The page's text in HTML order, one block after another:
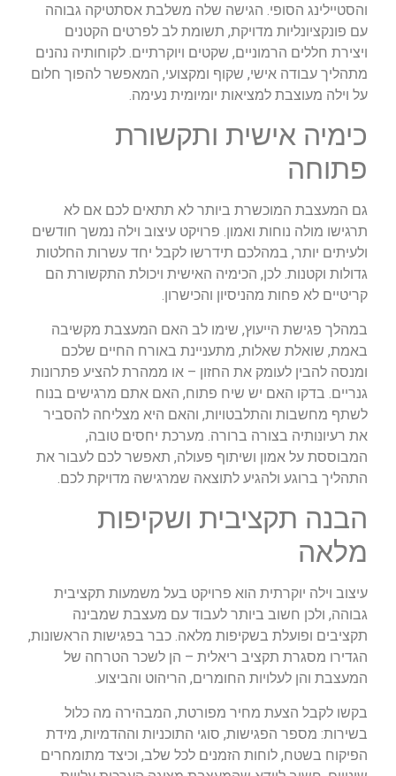
והסטיילינג הסופי. הגישה שלה משלבת אסתטיקה גבוהה
עם פונקציונליות מדויקת, תשומת לב לפרטים הקטנים
ויצירת חללים הרמוניים, שקטים ויוקרתיים. לקוחותיה נהנים
מתהליך עבודה אישי, שקוף ומקצועי, המאפשר להפוך חלום
על וילה מעוצבת למציאות יומיומית נעימה.
כימיה אישית ותקשורת
פתוחה
גם המעצבת המוכשרת ביותר לא תתאים לכם אם לא
תרגישו מולה נוחות ואמון. פרויקט עיצוב וילה נמשך חודשים
ולעיתים יותר, במהלכם תידרשו לקבל יחד עשרות החלטות
גדולות וקטנות. לכן, הכימיה האישית ויכולת התקשורת הם
קריטיים לא פחות מהניסיון והכישרון.
במהלך פגישת הייעוץ, שימו לב האם המעצבת מקשיבה
באמת, שואלת שאלות, מתעניינת באורח החיים שלכם
ומנסה להבין לעומק את החזון – או ממהרת להציע פתרונות
גנריים. בדקו האם יש שיח פתוח, האם אתם מרגישים בנוח
לשתף מחשבות והתלבטויות, והאם היא מצליחה להסביר
את רעיונותיה בצורה ברורה. מערכת יחסים טובה,
המבוססת על אמון ושיתוף פעולה, תאפשר לכם לעבור את
התהליך ברוגע ולהגיע לתוצאה שמרגישה מדויקת לכם.
הבנה תקציבית ושקיפות
מלאה
עיצוב וילה יוקרתית הוא פרויקט בעל משמעות תקציבית
גבוהה, ולכן חשוב ביותר לעבוד עם מעצבת שמבינה
תקציבים ופועלת בשקיפות מלאה. כבר בפגישות הראשונות,
הגדירו מסגרת תקציב ריאלית – הן לשכר הטרחה של
המעצבת והן לעלויות החומרים, הריהוט והביצוע.
בקשו לקבל הצעת מחיר מפורטת, המבהירה מה כלול
בשירות: מספר הפגישות, סוגי התוכניות וההדמיות, מידת
הפיקוח בשטח, לוחות הזמנים לכל שלב, וכיצד מתומחרים